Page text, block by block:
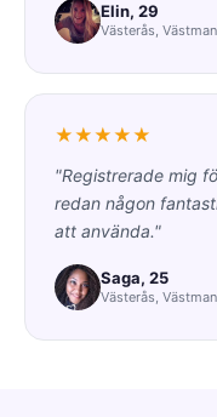
Elin, 29
Västerås,
★★★★★
"Registrerade mig
redan någon
att använda."
Saga, 25
Västerås,